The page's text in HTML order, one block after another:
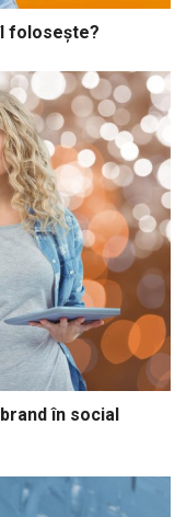
folosește?
în social